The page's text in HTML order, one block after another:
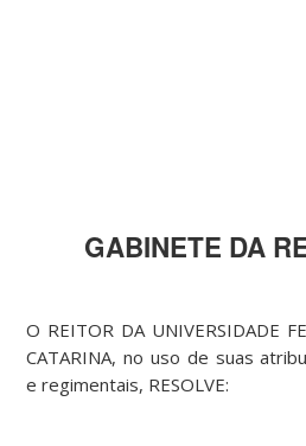
GABINETE DA
O REITOR DA UNIVERSIDADE
CATARINA, no uso de suas
e regimentais, RESOLVE: